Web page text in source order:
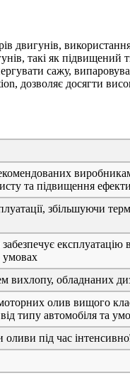
двигунів,
такі як підвищений
сажу,
дозволяє досягти
та підвищення
збільшуючи
експлуатацію
умовах
вихлопу, обладнаних
олив вищого
типу автомобіля та
під час